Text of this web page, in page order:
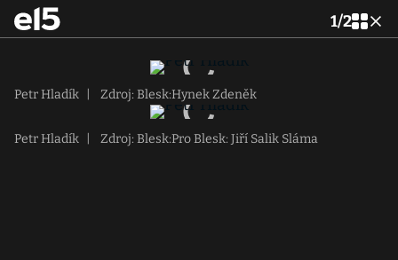
1/2
Petr Hladík Zdroj: Blesk:Hynek Zdeněk
Petr Hladík Zdroj: Blesk:Pro Blesk: Jiří Salik Sláma